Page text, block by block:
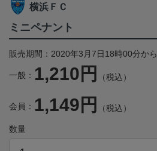
横浜ＦＣ
ミニペナント
販売期間：2020年3月7日18時00分から
一般： 1,210円 （税込）
会員： 1,149円 （税込）
数量